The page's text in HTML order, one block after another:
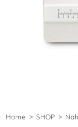
Home SHOP